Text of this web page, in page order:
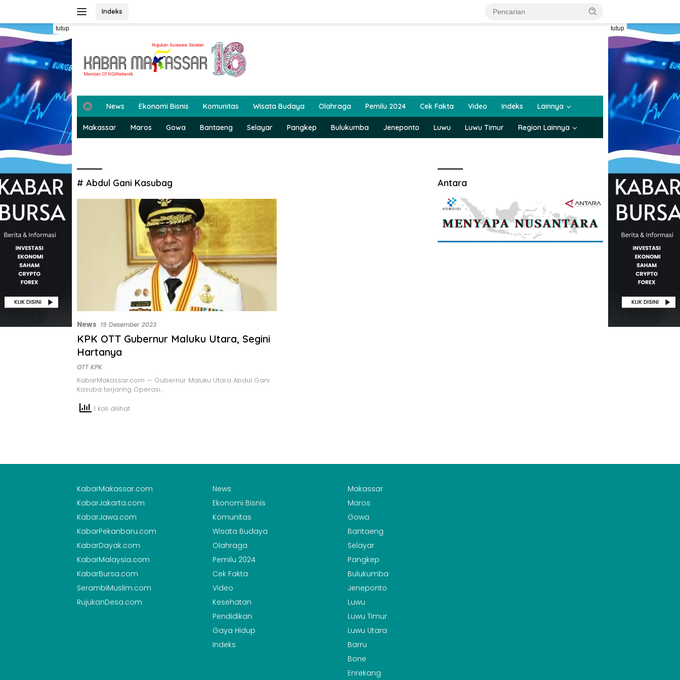
konten
Indeks
tutup tutup
H
o
m
e
News Ekonomi Bisnis Komunitas Wisata Budaya Olahraga Pemilu 2024 Cek Fakta Video Indeks Lainnya
Makassar Maros Gowa Bantaeng Selayar Pangkep Bulukumba Jeneponto Luwu Luwu Timur Region Lainnya
# Abdul Gani Kasubag
News 19 Desember 2023
KPK OTT Gubernur Maluku Utara, Segini
Hartanya
OTT KPK
KabarMakassar.com — Gubernur Maluku Utara Abdul Gani
Kasuba terjaring Operasi…
1 kali dilihat
Antara
KabarMakassar.com
KabarJakarta.com
KabarJawa.com
KabarPekanbaru.com
KabarDayak.com
KabarMalaysia.com
KabarBursa.com
SerambiMuslim.com
RujukanDesa.com
News
Ekonomi Bisnis
Komunitas
Wisata Budaya
Olahraga
Pemilu 2024
Cek Fakta
Video
Kesehatan
Pendidikan
Gaya Hidup
Indeks
Makassar
Maros
Gowa
Bantaeng
Selayar
Pangkep
Bulukumba
Jeneponto
Luwu
Luwu Timur
Luwu Utara
Barru
Bone
Enrekang